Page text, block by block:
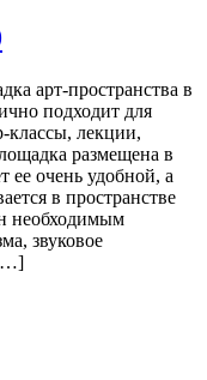
арт-пространства в
подходит для
классы, лекции,
размещена в
ее очень удобной, а
в пространстве
необходимым
звуковое
[…]